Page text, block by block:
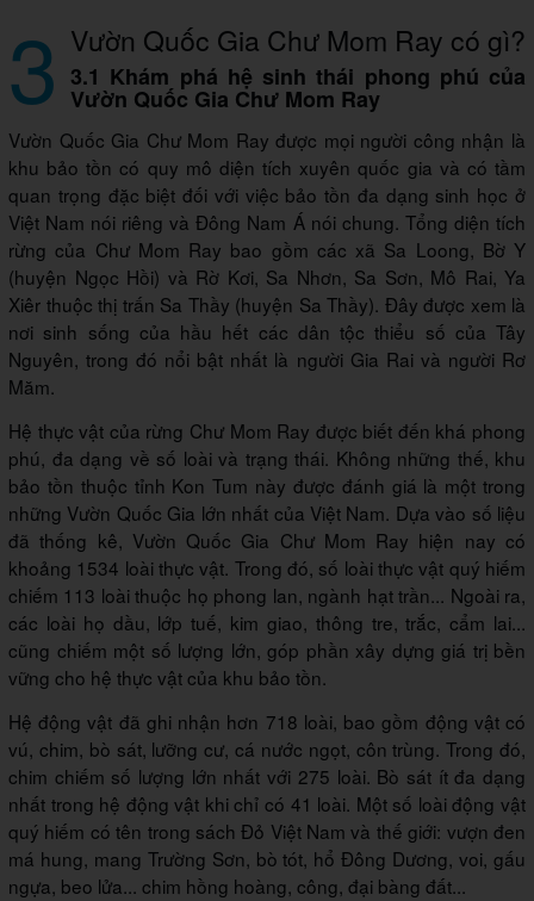
3 Vườn Quốc Gia Chư Mom Ray có gì?
3.1 Khám phá hệ sinh thái phong phú của
Vườn Quốc Gia Chư Mom Ray
Vườn Quốc Gia Chư Mom Ray được mọi người công nhận là
khu bảo tồn có quy mô diện tích xuyên quốc gia và có tầm
quan trọng đặc biệt đối với việc bảo tồn đa dạng sinh học ở
Việt Nam nói riêng và Đông Nam Á nói chung. Tổng diện tích
rừng của Chư Mom Ray bao gồm các xã Sa Loong, Bờ Y
(huyện Ngọc Hồi) và Rờ Kơi, Sa Nhơn, Sa Sơn, Mô Rai, Ya
Xiêr thuộc thị trấn Sa Thầy (huyện Sa Thầy). Đây được xem là
nơi sinh sống của hầu hết các dân tộc thiểu số của Tây
Nguyên, trong đó nổi bật nhất là người Gia Rai và người Rơ
Măm.
Hệ thực vật của rừng Chư Mom Ray được biết đến khá phong
phú, đa dạng về số loài và trạng thái. Không những thế, khu
bảo tồn thuộc tỉnh Kon Tum này được đánh giá là một trong
những Vườn Quốc Gia lớn nhất của Việt Nam. Dựa vào số liệu
đã thống kê, Vườn Quốc Gia Chư Mom Ray hiện nay có
khoảng 1534 loài thực vật. Trong đó, số loài thực vật quý hiếm
chiếm 113 loài thuộc họ phong lan, ngành hạt trần... Ngoài ra,
các loài họ dầu, lớp tuế, kim giao, thông tre, trắc, cẩm lai...
cũng chiếm một số lượng lớn, góp phần xây dựng giá trị bền
vững cho hệ thực vật của khu bảo tồn.
Hệ động vật đã ghi nhận hơn 718 loài, bao gồm động vật có
vú, chim, bò sát, lưỡng cư, cá nước ngọt, côn trùng. Trong đó,
chim chiếm số lượng lớn nhất với 275 loài. Bò sát ít đa dạng
nhất trong hệ động vật khi chỉ có 41 loài. Một số loài động vật
quý hiếm có tên trong sách Đỏ Việt Nam và thế giới: vượn đen
má hung, mang Trường Sơn, bò tót, hổ Đông Dương, voi, gấu
ngựa, beo lửa... chim hồng hoàng, công, đại bàng đất...